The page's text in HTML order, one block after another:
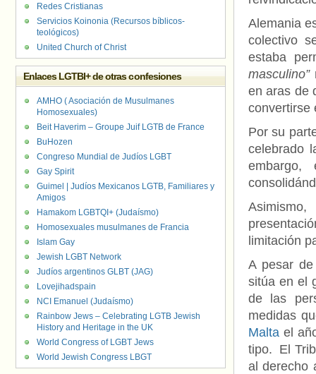
Alemania
colectivo
estaba
masculino”
en aras de
convertirse
Por su
celebrado
limitación
A pesar
sitúa en el
de las
medidas
Malta el
tipo. El
al derecho
Redes Cristianas
Servicios Koinonia (Recursos bíblicos-
teológicos)
United Church of Christ
Enlaces LGTBI+ de otras confesiones
AMHO ( Asociación de Musulmanes
Homosexuales)
Beit Haverim – Groupe Juif LGTB de France
BuHozen
Congreso Mundial de Judíos LGBT
Gay Spirit
Guimel | Judíos Mexicanos LGTB, Familiares y
Amigos
Hamakom LGBTQI+ (Judaísmo)
Homosexuales musulmanes de Francia
Islam Gay
Jewish LGBT Network
Judíos argentinos GLBT (JAG)
Lovejihadspain
NCI Emanuel (Judaísmo)
Rainbow Jews – Celebrating LGTB Jewish
History and Heritage in the UK
World Congress of LGBT Jews
World Jewish Congress LBGT